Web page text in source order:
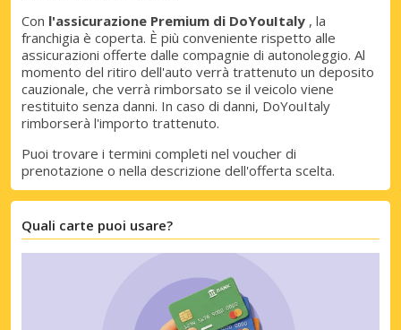
Con l'assicurazione Premium di DoYouItaly , la
franchigia è coperta. È più conveniente rispetto alle
assicurazioni offerte dalle compagnie di autonoleggio. Al
momento del ritiro dell'auto verrà trattenuto un deposito
cauzionale, che verrà rimborsato se il veicolo viene
restituito senza danni. In caso di danni, DoYouItaly
rimborserà l'importo trattenuto.
Puoi trovare i termini completi nel voucher di
prenotazione o nella descrizione dell'offerta scelta.
Quali carte puoi usare?